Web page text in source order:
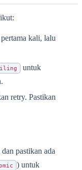
kali, lalu
untuk
retry. Pastikan
pastikan ada
) untuk